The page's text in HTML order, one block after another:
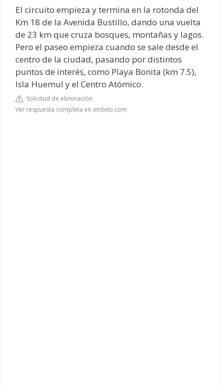
El circuito empieza y termina en la rotonda del
Km 18 de la Avenida Bustillo, dando una vuelta
de 23 km que cruza bosques, montañas y lagos.
Pero el paseo empieza cuando se sale desde el
centro de la ciudad, pasando por distintos
puntos de interés, como Playa Bonita (km 7.5),
Isla Huemul y el Centro Atómico.
Solicitud de eliminación
Ver respuesta completa en ambito.com